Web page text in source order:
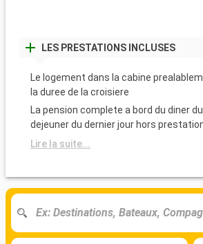
LES PRESTATIONS INCLUSES
Le logement dans la cabine
la duree de la croisiere
La pension complete a bord du diner
dejeuner du dernier jour hors
Lire la suite...